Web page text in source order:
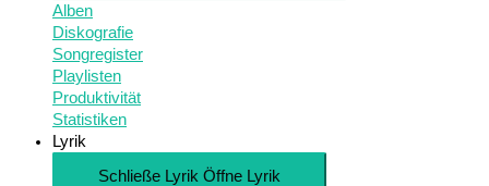
Alben
Diskografie
Songregister
Playlisten
Produktivität
Statistiken
Lyrik
Schließe Lyrik Öffne Lyrik